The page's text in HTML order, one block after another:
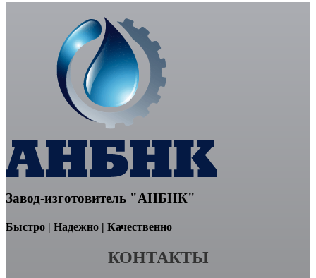
Завод-изготовитель "АНБНК"
Быстро | Надежно | Качественно
КОНТАКТЫ